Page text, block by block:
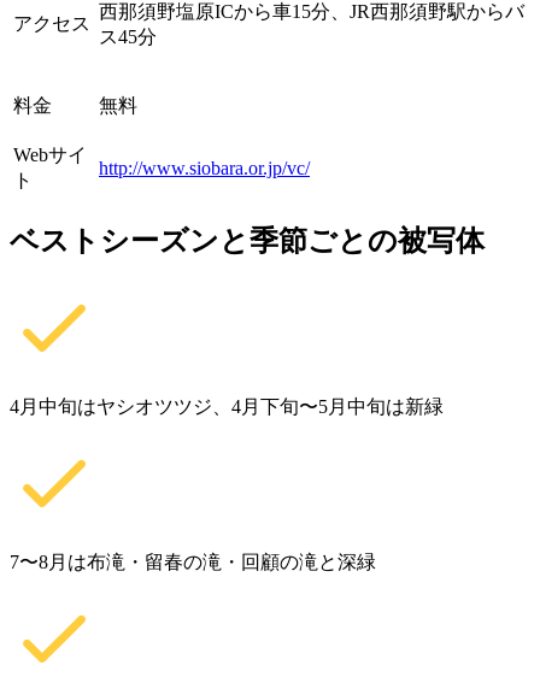
アクセス
西那須野塩原ICから車15分、JR西那須野駅からバ
ス45分
料金 無料
Webサイ
ト
http://www.siobara.or.jp/vc/
ベストシーズンと季節ごとの被写体
4月中旬はヤシオツツジ、4月下旬〜5月中旬は新緑
7〜8月は布滝・留春の滝・回顧の滝と深緑